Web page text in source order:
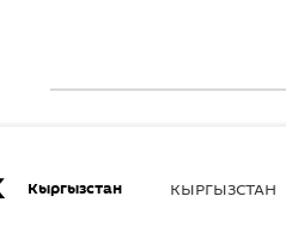
Кыргызстан КЫРГЫЗСТАН